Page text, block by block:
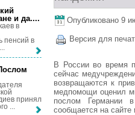
Опубликовано 9
Версия для
В России во время
сейчас
возвращаются к
медпомощи оценил
послом Германии
сообщается на сайте
и да....
в
пенсий в
принял
...